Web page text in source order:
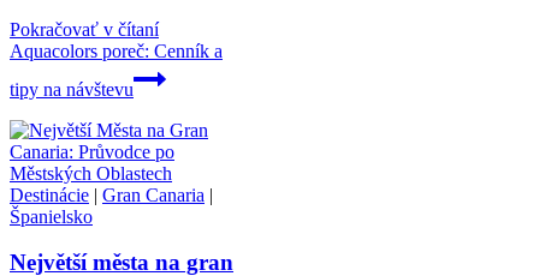
Pokračovať v čítaní
Aquacolors poreč: Cenník a
tipy na návštevu
Destinácie | Gran Canaria |
Španielsko
Největší města na gran